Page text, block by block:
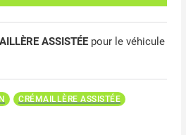
ASSISTÉEpour le véhicule
CRÉMAILLÈRE ASSISTÉE